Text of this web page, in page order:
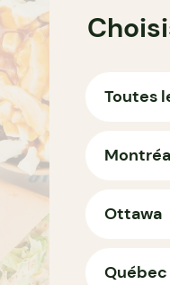
Toutes
Ottawa
Québec